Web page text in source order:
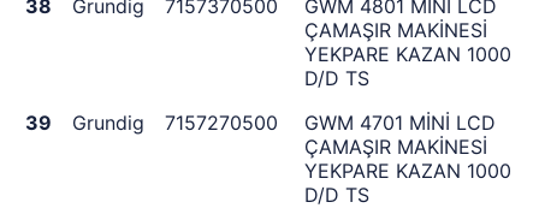
38 Grundig 7157370500
GWM 4801 MİNİ LCD
ÇAMAŞIR MAKİNESİ
YEKPARE KAZAN 1000
D/D TS
39
Grundig 7157270500
GWM 4701 MİNİ LCD
ÇAMAŞIR MAKİNESİ
YEKPARE KAZAN 1000
D/D TS